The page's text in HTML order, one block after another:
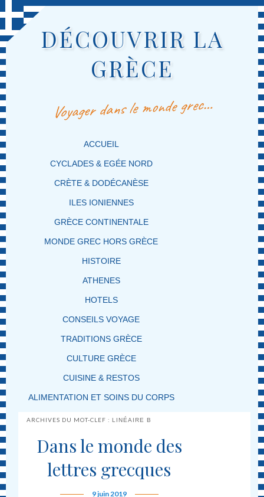
DÉCOUVRIR LA
GRÈCE
Voyager dans le monde grec…
MENU PRINCIPAL
MASQUER LA NAVIGATION PRINCIPALE
MASQUER LA NAVIGATION SECONDAIRE
ACCUEIL
CYCLADES & EGÉE NORD
CRÈTE & DODÉCANÈSE
ILES IONIENNES
GRÈCE CONTINENTALE
MONDE GREC HORS GRÈCE
HISTOIRE
ATHENES
HOTELS
CONSEILS VOYAGE
TRADITIONS GRÈCE
CULTURE GRÈCE
CUISINE & RESTOS
ALIMENTATION ET SOINS DU CORPS
ARCHIVES DU MOT-CLEF :LINÉAIRE B
Dans le monde des
lettres grecques
9 juin 2019